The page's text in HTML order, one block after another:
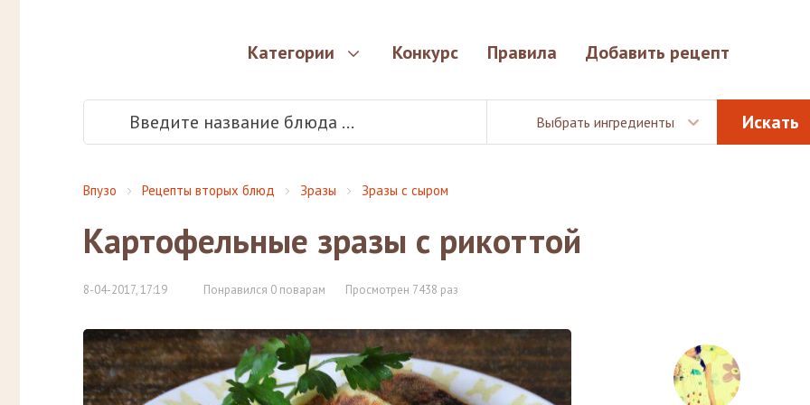
Категории Конкурс Правила Добавить рецепт
Выбрать ингредиенты
Впузо Рецепты вторых блюд Зразы Зразы с сыром
Картофельные зразы с рикоттой
8-04-2017, 17:19 Понравился 0 поварам Просмотрен 7438 раз